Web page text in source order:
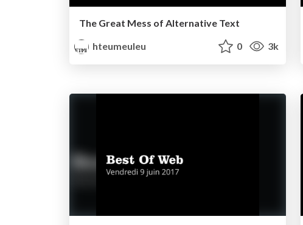
The Great Mess of Alternative Text
hteumeuleu
0 3k